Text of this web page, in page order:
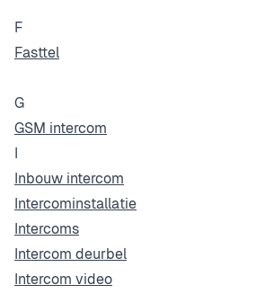
F
Fasttel
G
GSM intercom
I
Inbouw intercom
Intercominstallatie
Intercoms
Intercom deurbel
Intercom video